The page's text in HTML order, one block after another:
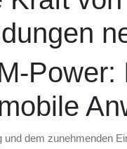
Power:
dem zunehmenden